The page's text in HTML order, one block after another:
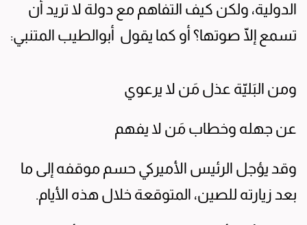
الدولية، ولكن كيف التفاهم مع دولة لا تريد أن
تسمع إلّا صوتها؟ أو كما يقول أبوالطيب المتنبي:
ومن البَليّة عذل مَن لا يرعوي
عن جهله وخطاب مَن لا يفهم
وقد يؤجل الرئيس الأميركي حسم موقفه إلى ما
بعد زيارته للصين، المتوقعة خلال هذه الأيام.